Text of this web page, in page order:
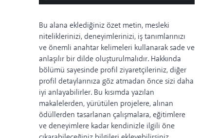
Bu alana eklediğiniz özet metin, mesleki
niteliklerinizi, deneyimlerinizi, iş tanımlarınızı
ve önemli anahtar kelimeleri kullanarak sade ve
anlaşılır bir dilde oluşturulmalıdır. Hakkında
bölümü sayesinde profil ziyaretçileriniz, diğer
profil detaylarınıza göz atmadan önce sizi daha
iyi anlayabilirler. Bu kısımda yazılan
makalelerden, yürütülen projelere, alınan
ödüllerden tasarlanan çalışmalara, eğitimlere
ve deneyimlere kadar kendinizle ilgili öne